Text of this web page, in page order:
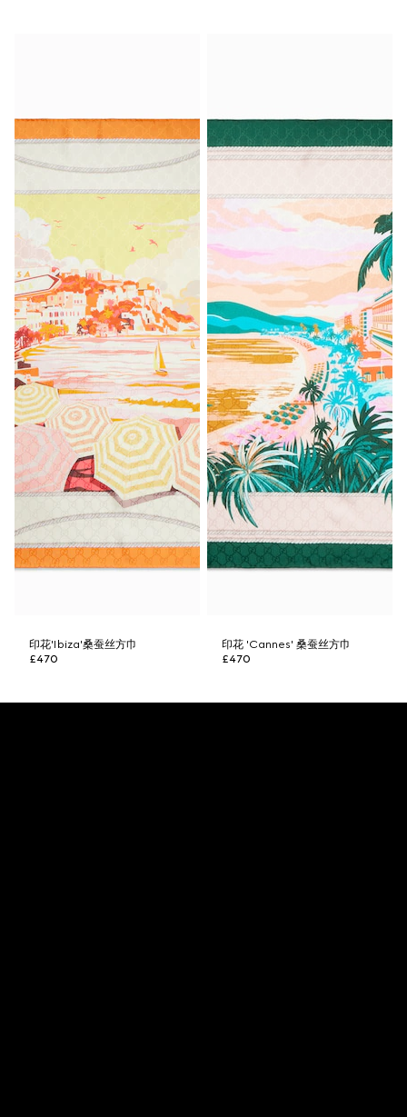
印花'Ibiza'桑蚕丝方巾
£470
印花 'Cannes' 桑蚕丝方巾
£470